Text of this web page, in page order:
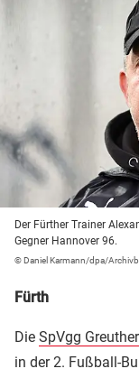
Der Fürther Trainer
Gegner Hannover 96.
© Daniel Karmann/dpa/
Fürth
Die SpVgg
in der 2. Fußball-